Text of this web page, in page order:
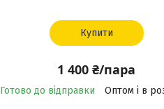
Купити
1 400 ₴/пара
Готово до відправки Оптом і в